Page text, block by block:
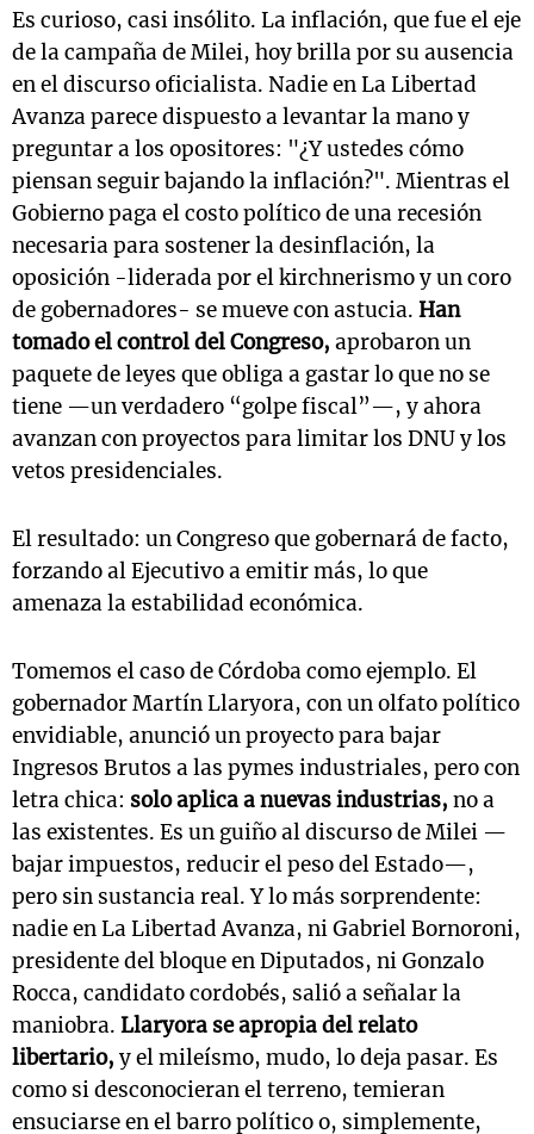
Es curioso, casi insólito. La inflación, que fue el eje
de la campaña de Milei, hoy brilla por su ausencia
en el discurso oficialista. Nadie en La Libertad
Avanza parece dispuesto a levantar la mano y
preguntar a los opositores: "¿Y ustedes cómo
piensan seguir bajando la inflación?". Mientras el
Gobierno paga el costo político de una recesión
necesaria para sostener la desinflación, la
oposición -liderada por el kirchnerismo y un coro
de gobernadores- se mueve con astucia. Han
tomado el control del Congreso, aprobaron un
paquete de leyes que obliga a gastar lo que no se
tiene —un verdadero “golpe fiscal”—, y ahora
avanzan con proyectos para limitar los DNU y los
vetos presidenciales.
El resultado: un Congreso que gobernará de facto,
forzando al Ejecutivo a emitir más, lo que
amenaza la estabilidad económica.
Tomemos el caso de Córdoba como ejemplo. El
gobernador Martín Llaryora, con un olfato político
envidiable, anunció un proyecto para bajar
Ingresos Brutos a las pymes industriales, pero con
letra chica: solo aplica a nuevas industrias, no a
las existentes. Es un guiño al discurso de Milei —
bajar impuestos, reducir el peso del Estado—,
pero sin sustancia real. Y lo más sorprendente:
nadie en La Libertad Avanza, ni Gabriel Bornoroni,
presidente del bloque en Diputados, ni Gonzalo
Rocca, candidato cordobés, salió a señalar la
maniobra. Llaryora se apropia del relato
libertario, y el mileísmo, mudo, lo deja pasar. Es
como si desconocieran el terreno, temieran
ensuciarse en el barro político o, simplemente,